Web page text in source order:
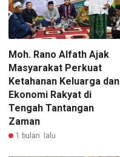
Moh. Rano Alfath Ajak
Masyarakat Perkuat
Ketahanan Keluarga dan
Ekonomi Rakyat di
Tengah Tantangan
Zaman
1 bulan lalu